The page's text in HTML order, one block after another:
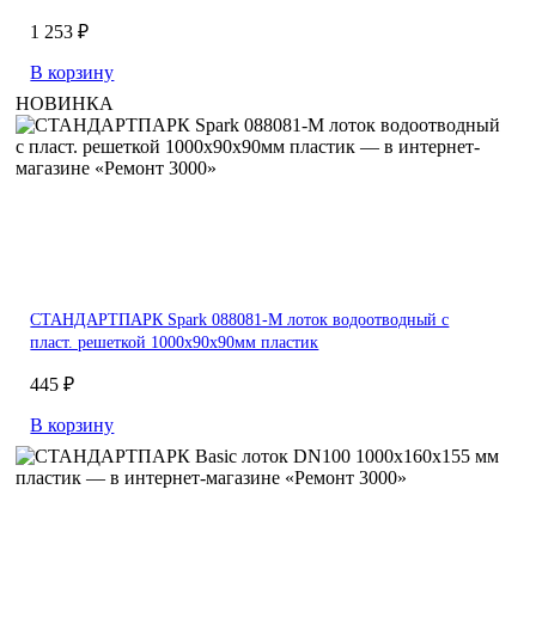
1 253 ₽
В корзину
НОВИНКА
СТАНДАРТПАРК Spark 088081-М лоток водоотводный с
пласт. решеткой 1000х90х90мм пластик
445 ₽
В корзину